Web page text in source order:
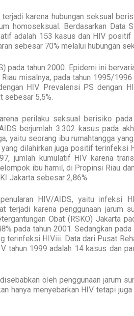
karena hubungan seksual
homoseksual. Berdasarkan Data
adalah 153 kasus dan HIV positif
sebesar 70% melalui hubungan
pada tahun 2000. Epidemi ini
misalnya, pada tahun 1995/1996
HIV. Prevalensi PS dengan
sebesar 5,5%.
perilaku seksual berisiko
berjumlah 3.302 kasus pada
yaitu seorang ibu rumahtangga
dilahirkan juga positif terinfeksi
jumlah kumulatif HIV karena
ibu hamil, di Propinsi Riau
Jakarta sebesar 2,86%.
HIV/AIDS, yaitu infeksi
terjadi karena penggunaan jarum
Obat (RSKO) Jakarta
pada tahun 2001. Sedangkan
terinfeksi HIViii. Data dari Pusat
tahun 1999 adalah 14 kasus dan
oleh penggunaan jarum
hanya menyebarkan HIV tetapi